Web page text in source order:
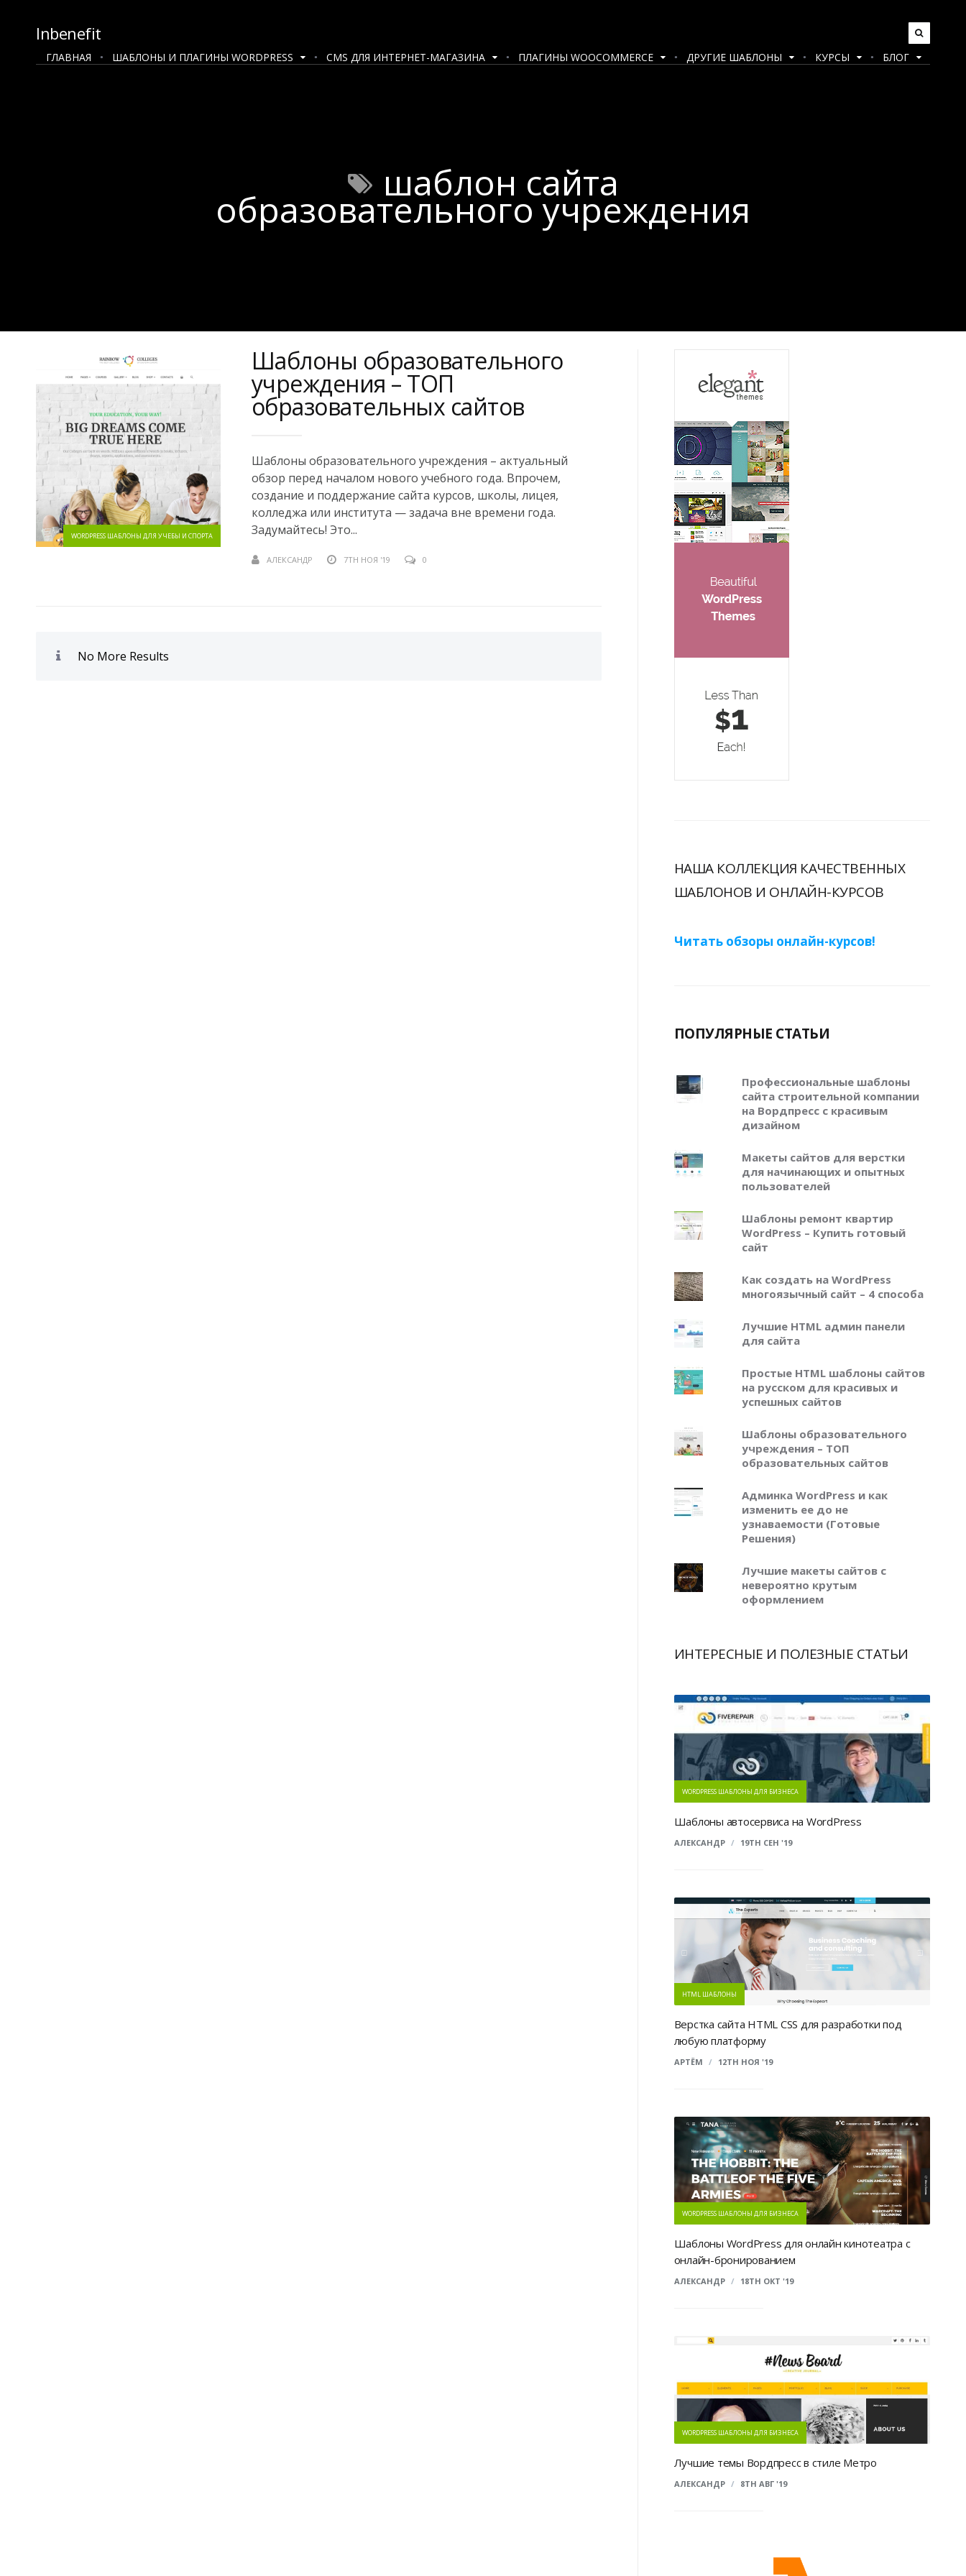
Inbenefit
ГЛАВНАЯ ШАБЛОНЫ И ПЛАГИНЫ WORDPRESS CMS ДЛЯ ИНТЕРНЕТ-МАГАЗИНА ПЛАГИНЫ WOOCOMMERCE ДРУГИЕ ШАБЛОНЫ КУРСЫ БЛОГ
шаблон сайта
образовательного учреждения
WORDPRESS ШАБЛОНЫ ДЛЯ УЧЕБЫ И СПОРТА
Шаблоны образовательного
учреждения – ТОП
образовательных сайтов
Шаблоны образовательного учреждения – актуальный
обзор перед началом нового учебного года. Впрочем,
создание и поддержание сайта курсов, школы, лицея,
колледжа или института — задача вне времени года.
Задумайтесь! Это...
АЛЕКСАНДР 7TH НОЯ '19 0
No More Results
НАША КОЛЛЕКЦИЯ КАЧЕСТВЕННЫХ
ШАБЛОНОВ И ОНЛАЙН-КУРСОВ
Читать обзоры онлайн-курсов!
ПОПУЛЯРНЫЕ СТАТЬИ
Профессиональные шаблоны
сайта строительной компании
на Вордпресс с красивым
дизайном
Макеты сайтов для верстки
для начинающих и опытных
пользователей
Шаблоны ремонт квартир
WordPress – Купить готовый
сайт
Как создать на WordPress
многоязычный сайт – 4 способа
Лучшие HTML админ панели
для сайта
Простые HTML шаблоны сайтов
на русском для красивых и
успешных сайтов
Шаблоны образовательного
учреждения – ТОП
образовательных сайтов
Админка WordPress и как
изменить ее до не
узнаваемости (Готовые
Решения)
Лучшие макеты сайтов с
невероятно крутым
оформлением
ИНТЕРЕСНЫЕ И ПОЛЕЗНЫЕ СТАТЬИ
WORDPRESS ШАБЛОНЫ ДЛЯ БИЗНЕСА
Шаблоны автосервиса на WordPress
АЛЕКСАНДР / 19TH СЕН '19
HTML ШАБЛОНЫ
Верстка сайта HTML CSS для разработки под
любую платформу
АРТЁМ / 12TH НОЯ '19
WORDPRESS ШАБЛОНЫ ДЛЯ БИЗНЕСА
Шаблоны WordPress для онлайн кинотеатра с
онлайн-бронированием
АЛЕКСАНДР / 18TH ОКТ '19
WORDPRESS ШАБЛОНЫ ДЛЯ БИЗНЕСА
Лучшие темы Вордпресс в стиле Метро
АЛЕКСАНДР / 8TH АВГ '19